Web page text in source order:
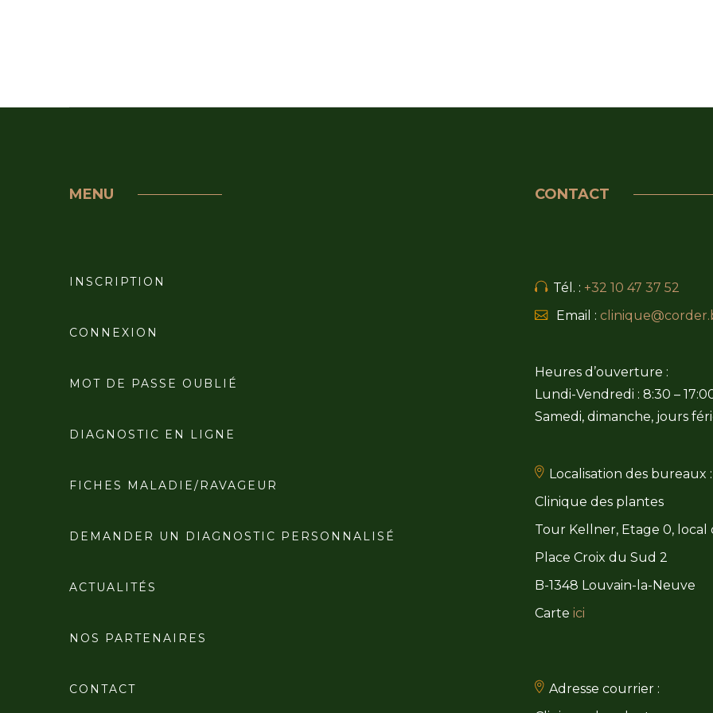
MENU
INSCRIPTION
CONNEXION
MOT DE PASSE OUBLIÉ
DIAGNOSTIC EN LIGNE
FICHES MALADIE/RAVAGEUR
DEMANDER UN DIAGNOSTIC PERSONNALISÉ
ACTUALITÉS
NOS PARTENAIRES
CONTACT
CONTACT
Tél. : +32 10 47 37 52
Email :
Heures d’ouverture :
Lundi-Vendredi : 8:30 –
Samedi, dimanche, jours
Localisation des bureaux :
Clinique des plantes
Tour Kellner, Etage 0, local
Place Croix du Sud 2
B-1348 Louvain-la-Neuve
Carte ici
Adresse courrier :